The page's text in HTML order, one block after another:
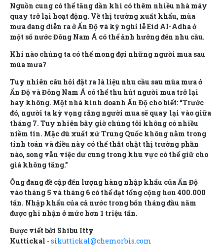
Nguồn cung có thể tăng dần khi có thêm nhiều nhà máy
quay trở lại hoạt động. Về thị trường xuất khẩu, mùa
mưa đang diễn ra ở Ấn Độ và kỳ nghỉ lễ Eid Al-Adha ở
một số nước Đông Nam Á có thể ảnh hưởng đến nhu cầu.
Khi nào chúng ta có thể mong đợi những người mua sau
mùa mưa?
Tuy nhiên câu hỏi đặt ra là liệu nhu cầu sau mùa mưa ở
Ấn Độ và Đông Nam Á có thể thu hút người mua trở lại
hay không. Một nhà kinh doanh Ấn Độ cho biết: “Trước
đó, người ta kỳ vọng rằng người mua sẽ quay lại vào giữa
tháng 7. Tuy nhiên bây giờ chúng tôi không có nhiều
niềm tin. Mặc dù xuất xứ Trung Quốc không nằm trong
tính toán và điều này có thể thắt chặt thị trường phần
nào, song vẫn việc dư cung trong khu vực có thể giữ cho
giá không tăng.”
Ông đang đề cập đến lượng hàng nhập khẩu của Ấn Độ
vào tháng 5 và tháng 6 có thể đạt tổng cộng hơn 400.000
tấn. Nhập khẩu của cả nước trong bốn tháng đầu năm
được ghi nhận ở mức hơn 1 triệu tấn.
Được viết bởi Shibu Itty
Kuttickal - sikuttickal@chemorbis.com